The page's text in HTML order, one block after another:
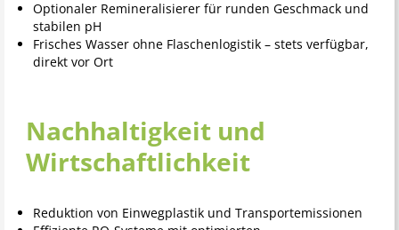
Optionaler Remineralisierer für runden Geschmack und
stabilen pH
Frisches Wasser ohne Flaschenlogistik – stets verfügbar,
direkt vor Ort
Nachhaltigkeit und
Wirtschaftlichkeit
Reduktion von Einwegplastik und Transportemissionen